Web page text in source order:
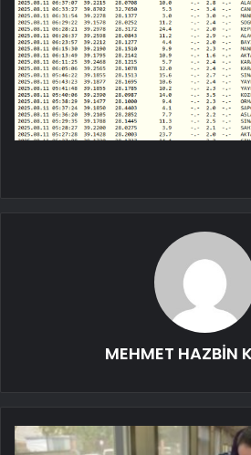
MEHMET HAZBİN